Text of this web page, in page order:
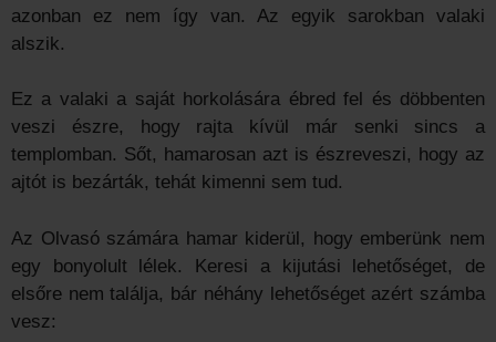
azonban ez nem így van. Az egyik sarokban valaki
alszik.
Ez a valaki a saját horkolására ébred fel és döbbenten
veszi észre, hogy rajta kívül már senki sincs a
templomban. Sőt, hamarosan azt is észreveszi, hogy az
ajtót is bezárták, tehát kimenni sem tud.
Az Olvasó számára hamar kiderül, hogy emberünk nem
egy bonyolult lélek. Keresi a kijutási lehetőséget, de
elsőre nem találja, bár néhány lehetőséget azért számba
vesz: